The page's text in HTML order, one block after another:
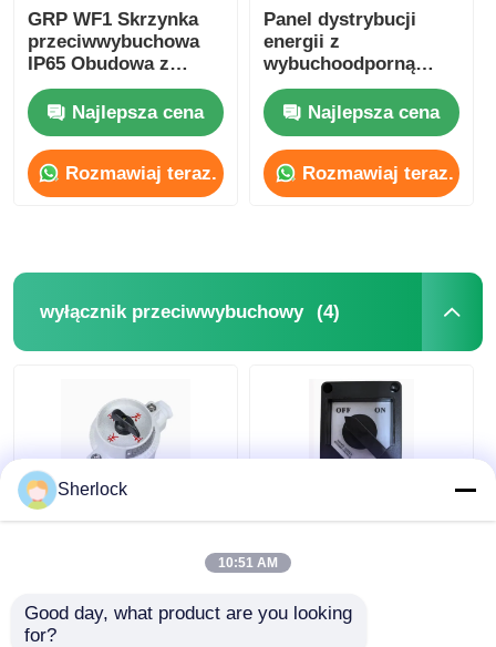
Explosion Proof Box
wyłącznik przeciwwybuchowy
Glandy kablowe zabezpieczone przed wybuchem
wtyczka i gniazdo przeciwwybuchowe
GRP WF1 Skrzynka
przeciwwybuchowa
IP65 Obudowa z
odlewanego
aluminiumNajlepsza cena
Rozmawiaj teraz.
Panel dystrybucji
energii z
wybuchoodporną
pompą uruchamiającą
dla obszarów
niebezpiecznych
Najlepsza cena
Rozmawiaj teraz.
wyłącznik przeciwwybuchowy (4)
wodoodporny IP65
220V/380VNajlepsza cena
przeciwwybuchowy
przełącznik obrotowy
antykorozyjny IP65
Najlepsza cena
Sherlock
10:51 AM
Good day, what product are you looking
for?